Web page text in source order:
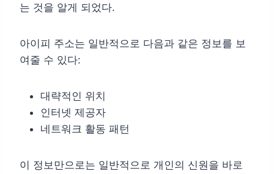
는 것을 알게 되었다.
아이피 주소는 일반적으로 다음과 같은 정보를 보
여줄 수 있다:
대략적인 위치
인터넷 제공자
네트워크 활동 패턴
이 정보만으로는 일반적으로 개인의 신원을 바로